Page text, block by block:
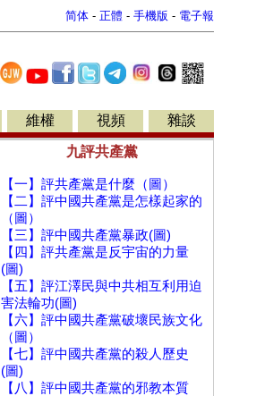
简体 - 正體 - 手機版 - 電子報
維權 視頻 雜談
九評共產黨
【一】評共產黨是什麼（圖）
【二】評中國共產黨是怎樣起家的
（圖）
【三】評中國共產黨暴政(圖)
【四】評共產黨是反宇宙的力量
(圖)
【五】評江澤民與中共相互利用迫
害法輪功(圖)
【六】評中國共產黨破壞民族文化
（圖）
【七】評中國共產黨的殺人歷史
(圖)
【八】評中國共產黨的邪教本質